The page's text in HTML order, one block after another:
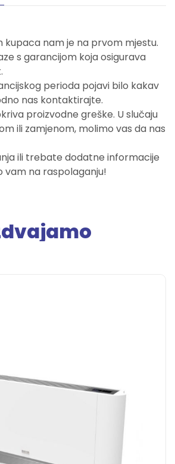
kupaca nam je na prvom mjestu.
s garancijom koja osigurava
perioda pojavi bilo kakav
nas kontaktirajte.
proizvodne greške. U slučaju
ili zamjenom, molimo vas da nas
ili trebate dodatne informacije
vam na raspolaganju!